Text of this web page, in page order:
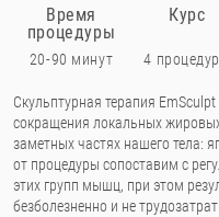
Скульптурная терапия
сокращения локальных
заметных частях нашего тела:
от процедуры сопоставим с
этих групп мышц, при этом
безболезненно и не
Время
процедуры
20-90 минут
Курс
4